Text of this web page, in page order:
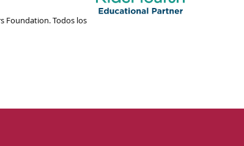
Foundation. Todos los